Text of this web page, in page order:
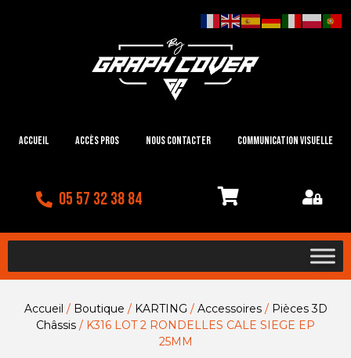
Accueil Accès Pros Nous contacter Communication visuelle
05 57 32 38 84
Accueil / Boutique / KARTING / Accessoires/ Pièces 3D
Châssis / K316 LOT 2 RONDELLES CALE SIEGE EP
25MM